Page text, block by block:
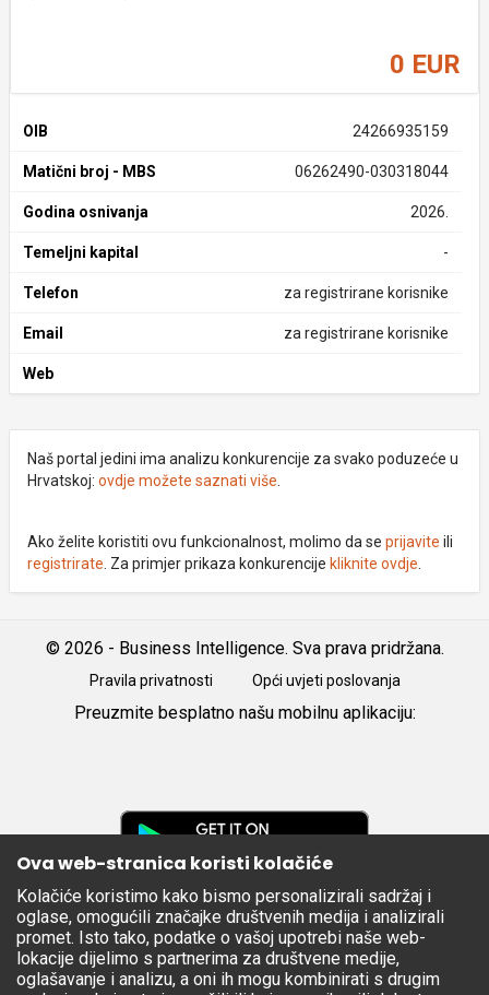
0 EUR
OIB 24266935159
Matični broj - MBS 06262490-030318044
Godina osnivanja 2026.
Temeljni kapital -
Telefon za registrirane korisnike
Email za registrirane korisnike
Web
Naš portal jedini ima analizu konkurencije za svako poduzeće u
Hrvatskoj: ovdje možete saznati više
Ako želite koristiti ovu funkcionalnost, molimo da se prijavite ili
registrirate . Za primjer prikaza konkurencije kliknite ovdje
© 2026 - Business Intelligence. Sva prava pridržana.
Pravila privatnosti Opći uvjeti poslovanja
Preuzmite besplatno našu mobilnu aplikaciju:
Apple
Store
Ova web-stranica koristi kolačiće
Kolačiće koristimo kako bismo personalizirali sadržaj i
oglase, omogućili značajke društvenih medija i analizirali
promet. Isto tako, podatke o vašoj upotrebi naše web-
lokacije dijelimo s partnerima za društvene medije,
oglašavanje i analizu, a oni ih mogu kombinirati s drugim